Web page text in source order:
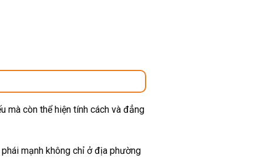
còn thể hiện tính cách và đẳng
mạnh không chỉ ở địa phường